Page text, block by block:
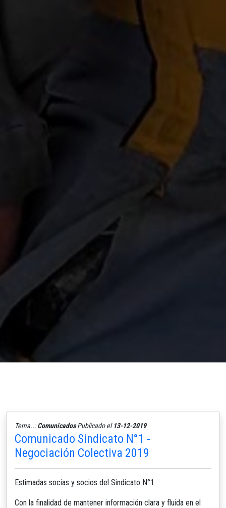
Tema..:ComunicadosPublicado el 13-12-2019
Comunicado Sindicato N°1 -
Negociación Colectiva 2019
Estimadas socias y socios del Sindicato N°1
Con la finalidad de mantener información clara y fluida en el